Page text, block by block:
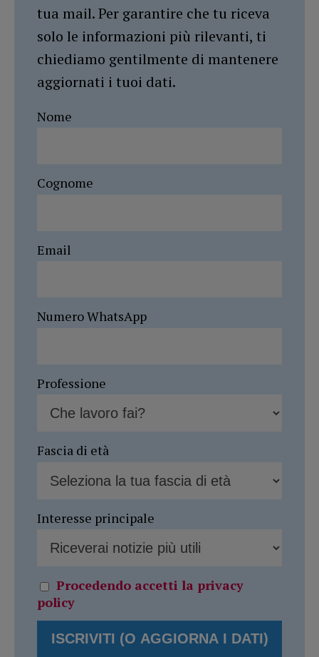
tua mail. Per garantire che tu riceva
solo le informazioni più rilevanti, ti
chiediamo gentilmente di mantenere
aggiornati i tuoi dati.
Nome
Cognome
Email
Numero WhatsApp
Professione
Fascia di età
Interesse principale
Procedendo accetti la privacy
policy